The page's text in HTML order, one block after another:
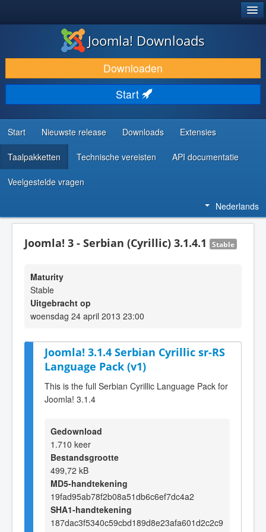
DOWNLOAD & BREID UIT
ONTDEK & LEER
COMMUNITY & ONDERSTEUNING
ONTWIKKELAARSBRONNEN
Joomla! Downloads
Downloaden
Start
Start Nieuwste release Downloads Extensies
Taalpakketten Technische vereisten API documentatie
Veelgestelde vragen
Nederlands
Joomla! 3 - Serbian (Cyrillic) 3.1.4.1 Stable
Maturity
Stable
Uitgebracht op
woensdag 24 april 2013 23:00
Joomla! 3.1.4 Serbian Cyrillic sr-RS
Language Pack (v1)
This is the full Serbian Cyrillic Language Pack for
Joomla! 3.1.4
Gedownload
1.710 keer
Bestandsgrootte
499,72 kB
MD5-handtekening
19fad95ab78f2b08a51db6c6ef7dc4a2
SHA1-handtekening
187dac3f5340c59cbd189d8e23afa601d2c2c9